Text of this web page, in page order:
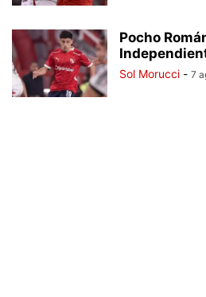
Pocho
Sol Morucci - 7